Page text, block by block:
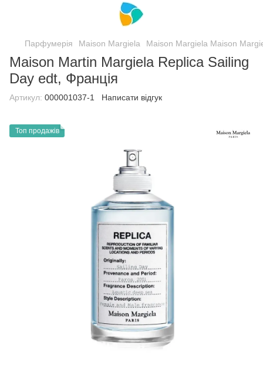
Парфумерія Maison Margiela Maison Margiela Maison
Maison Martin Margiela Replica Sailing
Day edt, Франція
Артикул: 000001037-1 Написати відгук
Топ продажів